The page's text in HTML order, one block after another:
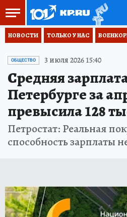
НОВОСТИ ТОЛЬКО У НАС
ОБЩЕСТВО 3 июля 2026 15:40
Средняя
Петербурге за
превысила 128
Петростат: Реальная
способность зарплаты